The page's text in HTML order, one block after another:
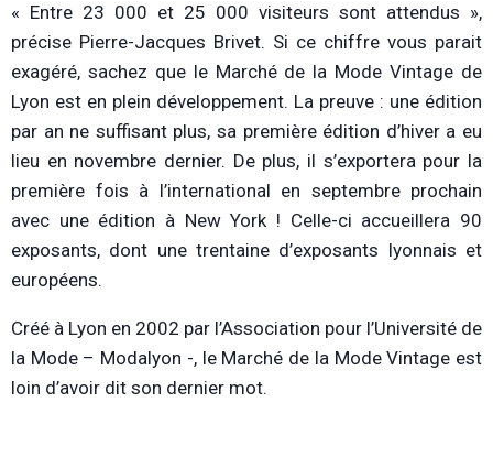
« Entre 23 000 et 25 000 visiteurs sont attendus »,
précise Pierre-Jacques Brivet. Si ce chiffre vous parait
exagéré, sachez que le Marché de la Mode Vintage de
Lyon est en plein développement. La preuve : une édition
par an ne suffisant plus, sa première édition d’hiver a eu
lieu en novembre dernier. De plus, il s’exportera pour la
première fois à l’international en septembre prochain
avec une édition à New York ! Celle-ci accueillera 90
exposants, dont une trentaine d’exposants lyonnais et
européens.
Créé à Lyon en 2002 par l’Association pour l’Université de
la Mode – Modalyon -, le Marché de la Mode Vintage est
loin d’avoir dit son dernier mot.